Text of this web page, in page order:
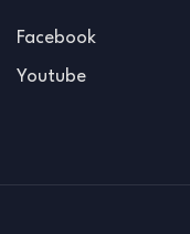
Facebook
Youtube